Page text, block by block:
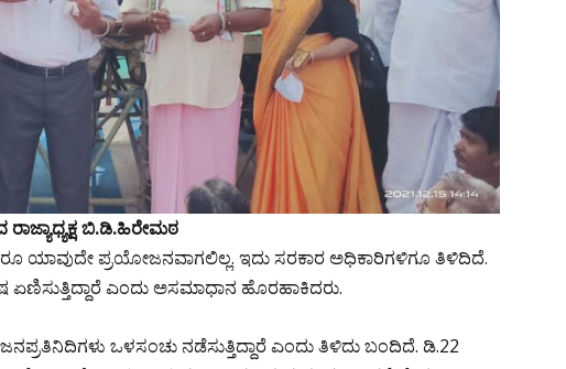
ಬಿ.ಡಿ.ಹಿರೇಮಠ
ಯಾವುದೇ ಪ್ರಯೋಜನವಾಗಲಿಲ್ಲ. ಇದು ಸರಕಾರ ಅಧಿಕಾರಿಗಳಿಗೂ ತಿಳಿದಿದೆ.
ಎಂದು ಅಸಮಾಧಾನ ಹೊರಹಾಕಿದರು.
ಒಳಸಂಚು ನಡೆಸುತ್ತಿದ್ದಾರೆ ಎಂದು ತಿಳಿದು ಬಂದಿದೆ. ಡಿ.22